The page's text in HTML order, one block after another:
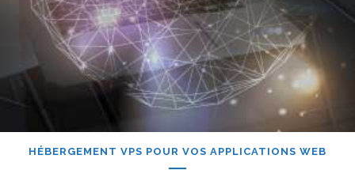
HÉBERGEMENT VPS POUR VOS APPLICATIONS WEB